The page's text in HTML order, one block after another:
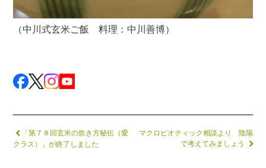
（中川式玄米ご飯 料理：中川善博）
「第７８回玄米の炊き方秘伝（愛
クラス）」が終了しました
マクロビオティック相談より 陰陽
で考えてみましょう